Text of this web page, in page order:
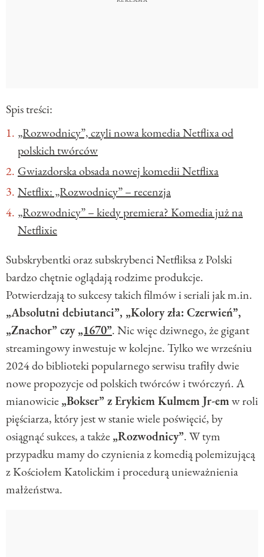
Spis treści:
„Rozwodnicy”, czyli nowa komedia Netflixa od
polskich twórców
Gwiazdorska obsada nowej komedii Netflixa
Netflix: „Rozwodnicy” – recenzja
„Rozwodnicy” – kiedy premiera? Komedia już na
Netflixie
Subskrybentki oraz subskrybenci Netfliksa z Polski
bardzo chętnie oglądają rodzime produkcje.
Potwierdzają to sukcesy takich filmów i seriali jak m.in.
„Absolutni debiutanci”, „Kolory zła: Czerwień”,
„Znachor” czy„1670”. Nic więc dziwnego, że gigant
streamingowy inwestuje w kolejne. Tylko we wrześniu
2024 do biblioteki popularnego serwisu trafiły dwie
nowe propozycje od polskich twórców i twórczyń. A
mianowicie„Bokser” z Erykiem Kulmem Jr-emw roli
pięściarza, który jest w stanie wiele poświęcić, by
osiągnąć sukces, a także„Rozwodnicy”. W tym
przypadku mamy do czynienia z komedią polemizującą
z Kościołem Katolickim i procedurą unieważnienia
małżeństwa.